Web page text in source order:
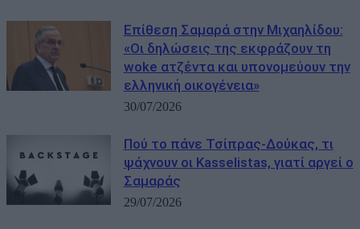
Eπίθεση Σαμαρά στην Μιχαηλίδου:
«Οι δηλώσεις της εκφράζουν τη
woke ατζέντα και υπονομεύουν την
ελληνική οικογένεια»
30/07/2026
Πού το πάνε Τσίπρας-Δούκας, τι
ψάχνουν οι Kasselistas, γιατί αργεί ο
Σαμαράς
29/07/2026